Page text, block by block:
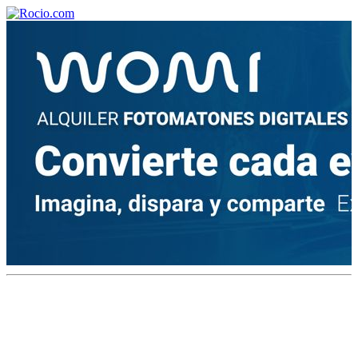
¡Bienvenido! Soy el asistente virtual de rocio.com.
¿En qué puedo ayudarte?